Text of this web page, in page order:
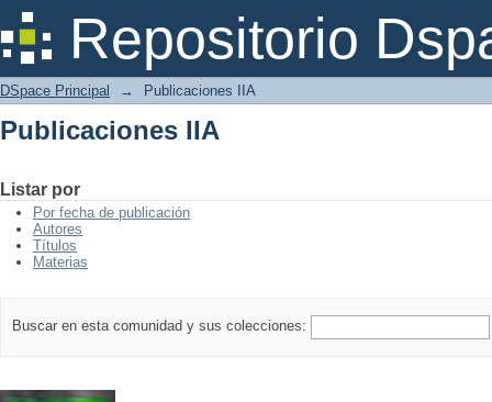
Repositorio
Publicaciones IIA
DSpace Principal → Publicaciones IIA
Publicaciones IIA
Listar por
Por fecha de publicación
Autores
Títulos
Materias
Buscar en esta comunidad y sus colecciones: